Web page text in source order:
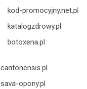
kod-promocyjny.net.pl
katalogzdrowy.pl
botoxena.pl
cantonensis.pl
sava-opony.pl